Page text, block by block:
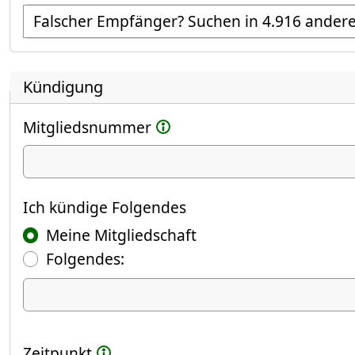
Empfänger suchen
Kündigung
Mitgliedsnummer
Ich kündige
Ich kündige Folgendes
Meine Mitgliedschaft
Folgendes:
Ich kündige Folgendes